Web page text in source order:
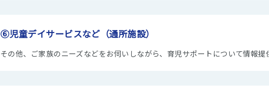
⑥児童デイサービスなど（通所施設）
その他、ご家族のニーズなどをお伺いしながら、育児サポートについて情報提